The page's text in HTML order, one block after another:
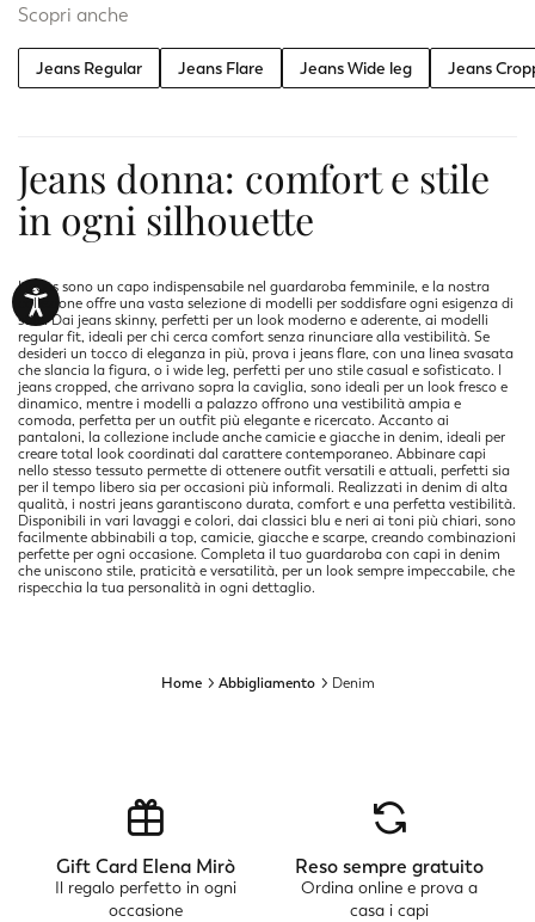
Scopri anche
Jeans Regular Jeans Flare Jeans Wide leg Jeans
Jeans donna: comfort e stile
in ogni silhouette
I jeans sono un capo indispensabile nel guardaroba femminile, e la nostra
collezione offre una vasta selezione di modelli per soddisfare ogni esigenza di
stile. Dai jeans skinny, perfetti per un look moderno e aderente, ai modelli
regular fit, ideali per chi cerca comfort senza rinunciare alla vestibilità. Se
desideri un tocco di eleganza in più, prova i jeans flare, con una linea svasata
che slancia la figura, o i wide leg, perfetti per uno stile casual e sofisticato. I
jeans cropped, che arrivano sopra la caviglia, sono ideali per un look fresco e
dinamico, mentre i modelli a palazzo offrono una vestibilità ampia e
comoda, perfetta per un outfit più elegante e ricercato. Accanto ai
pantaloni, la collezione include anche camicie e giacche in denim, ideali per
creare total look coordinati dal carattere contemporaneo. Abbinare capi
nello stesso tessuto permette di ottenere outfit versatili e attuali, perfetti sia
per il tempo libero sia per occasioni più informali. Realizzati in denim di alta
qualità, i nostri jeans garantiscono durata, comfort e una perfetta vestibilità.
Disponibili in vari lavaggi e colori, dai classici blu e neri ai toni più chiari, sono
facilmente abbinabili a top, camicie, giacche e scarpe, creando combinazioni
perfette per ogni occasione. Completa il tuo guardaroba con capi in denim
che uniscono stile, praticità e versatilità, per un look sempre impeccabile, che
rispecchia la tua personalità in ogni dettaglio.
Home Abbigliamento Denim
Gift Card Elena Mirò
Il regalo perfetto in ogni
occasione
Reso sempre gratuito
Ordina online e prova a
casa i capi